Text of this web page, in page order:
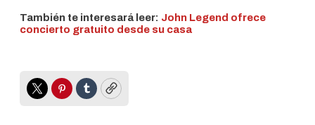
También te interesará leer: John Legend ofrece
concierto gratuito desde su casa
TwitterPinterest
TumblrCopy